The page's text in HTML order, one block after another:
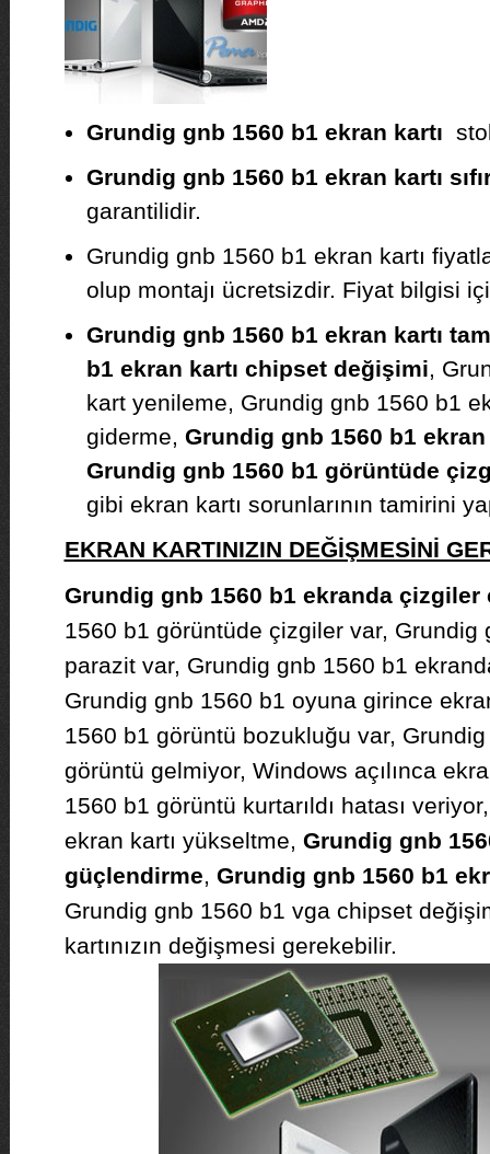
Grundig gnb 1560 b1 ekran kartı
Grundig gnb 1560 b1 ekran kartı
garantilidir.
Grundig gnb 1560 b1 ekran kartı
olup montajı ücretsizdir. Fiyat bilgisi
Grundig gnb 1560 b1 ekran kartı
b1 ekran kartı chipset değişimi,
kart yenileme, Grundig gnb 1560 b1
giderme, Grundig gnb 1560 b1
Grundig gnb 1560 b1 görüntüde
gibi ekran kartı sorunlarının tamirini
EKRAN KARTINIZIN DEĞİŞMESİNİ
Grundig gnb 1560 b1 ekranda çizgiler
1560 b1 görüntüde çizgiler var, Grundig
parazit var, Grundig gnb 1560 b1
Grundig gnb 1560 b1 oyuna girince
1560 b1 görüntü bozukluğu var, Grundig
görüntü gelmiyor, Windows açılınca
1560 b1 görüntü kurtarıldı hatası
ekran kartı yükseltme, Grundig gnb
güçlendirme, Grundig gnb 1560 b1
Grundig gnb 1560 b1 vga chipset
kartınızın değişmesi gerekebilir.